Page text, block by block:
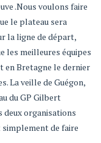
.Nous voulons faire
le plateau sera
la ligne de départ,
les meilleures équipes
en Bretagne le dernier
La veille de Guégon,
du GP Gilbert
deux organisations
de faire